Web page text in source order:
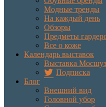
Модные тренды
На каждый день
Обзоры
Предметы
Все о коже
Календарь выставок
Выставка
Подписка
Блог
Внешний вид
Головной убор